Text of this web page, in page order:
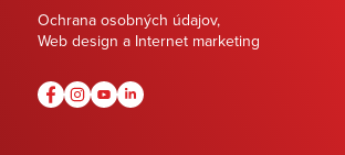
Ochrana osobných údajov,
Web design a Internet marketing